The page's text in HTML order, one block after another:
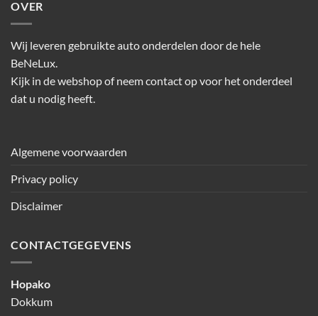
OVER
Wij leveren gebruikte auto onderdelen door de hele
BeNeLux.
Kijk in de webshop of neem contact op voor het onderdeel
dat u nodig heeft.
Algemene voorwaarden
Privacy policy
Disclaimer
CONTACTGEGEVENS
Hopako
Dokkum